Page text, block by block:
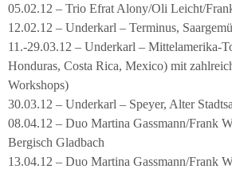
05.02.12 – Trio Efrat Alony/Oli Leicht/
12.02.12 – Underkarl – Terminus,
11.-29.03.12 – Underkarl – Mittelamerika-
Honduras, Costa Rica, Mexico) mit
Workshops)
30.03.12 – Underkarl – Speyer, Alter
08.04.12 – Duo Martina Gassmann/Frank
Bergisch Gladbach
13.04.12 – Duo Martina Gassmann/Frank